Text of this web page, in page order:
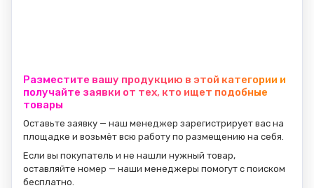
Разместите вашу продукцию в этой категории и
получайте заявки от тех, кто ищет подобные
товары
Оставьте заявку — наш менеджер зарегистрирует вас на
площадке и возьмёт всю работу по размещению на себя.
Если вы покупатель и не нашли нужный товар,
оставляйте номер — наши менеджеры помогут с поиском
бесплатно.